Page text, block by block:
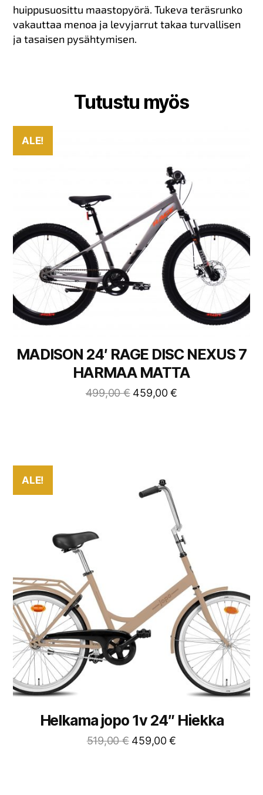
huippusuosittu maastopyörä. Tukeva teräsrunko
vakauttaa menoa ja levyjarrut takaa turvallisen
ja tasaisen pysähtymisen.
Tutustu myös
ALE!
MADISON 24′ RAGE DISC NEXUS 7
HARMAA MATTA
499,00€ 459,00€
ALE!
Helkama jopo 1v 24″ Hiekka
519,00€ 459,00€